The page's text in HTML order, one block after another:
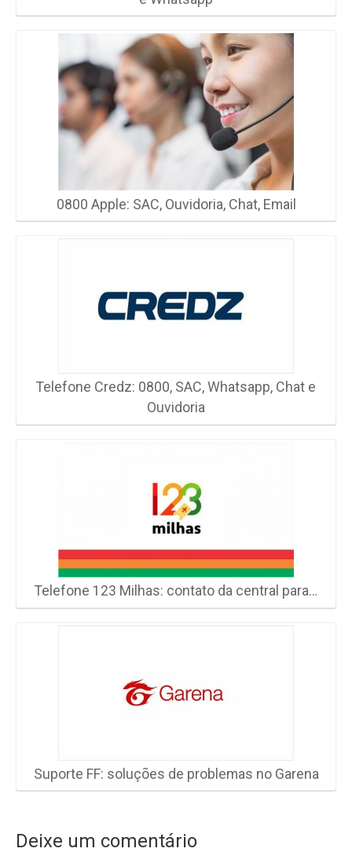
0800 Apple: SAC, Ouvidoria, Chat, Email
Telefone Credz: 0800, SAC, Whatsapp, Chat e
Ouvidoria
Telefone 123 Milhas: contato da central para…
Suporte FF: soluções de problemas no Garena
Deixe um comentário